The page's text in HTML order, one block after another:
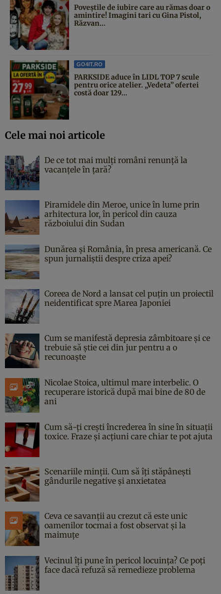
Poveştile de iubire care au rămas doar o
amintire! Imagini tari cu Gina Pistol,
Răzvan...
GO4IT.RO
PARKSIDE aduce în LIDL TOP 7 scule
pentru orice atelier. „Vedeta” ofertei
costă doar 129...
Cele mai noi articole
De ce tot mai mulți români renunță la
vacanțele în țară?
Piramidele din Meroe, unice în lume prin
arhitectura lor, în pericol din cauza
războiului din Sudan
Dunărea și România, în presa americană. Ce
spun jurnaliștii despre criza apei?
Coreea de Nord a lansat cel puțin un proiectil
neidentificat spre Marea Japoniei
Cum se manifestă depresia zâmbitoare și ce
trebuie să știe cei din jur pentru a o
recunoaște
Nicolae Stoica, ultimul mare interbelic. O
recuperare istorică după mai bine de 80 de
ani
Cum să-ți crești încrederea în sine în situații
toxice. Fraze și acțiuni care chiar te pot ajuta
Scenariile minții. Cum să îți stăpânești
gândurile negative și anxietatea
Ceva ce savanții au crezut că este unic
oamenilor tocmai a fost observat și la
maimuțe
Vecinul îți pune în pericol locuința? Ce poți
face dacă refuză să remedieze problema